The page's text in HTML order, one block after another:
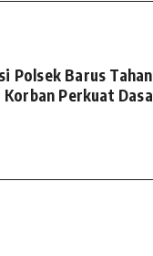
Polsek Barus
Perkuat